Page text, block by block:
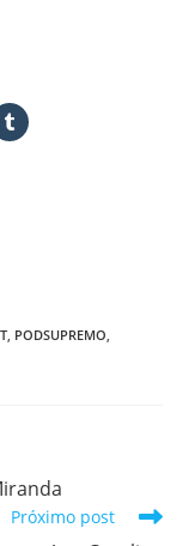
PODSUPREMO
Próximo post